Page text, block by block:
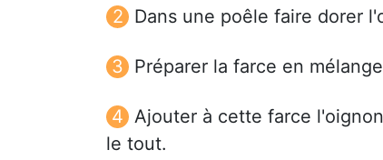
Dans une poêle faire dorer
Préparer la farce en
Ajouter à cette farce
le tout.